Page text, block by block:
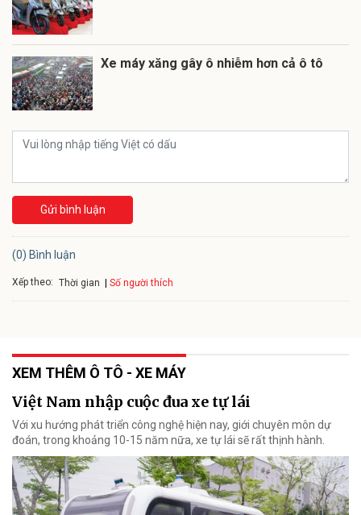
Xe máy xăng gây ô nhiễm hơn cả ô tô
Gửi bình luận
(0) Bình luận
Xếp theo: Thời gian Số người thích
XEM THÊM Ô TÔ - XE MÁY
Việt Nam nhập cuộc đua xe tự lái
Với xu hướng phát triển công nghệ hiện nay, giới chuyên môn dự
đoán, trong khoảng 10-15 năm nữa, xe tự lái sẽ rất thịnh hành.